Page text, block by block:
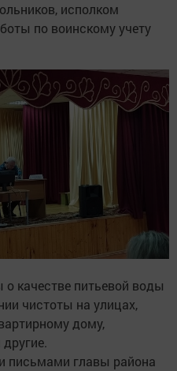
исполком
по воинскому учету
качестве питьевой воды
чистоты на улицах,
дому,
письмами главы района